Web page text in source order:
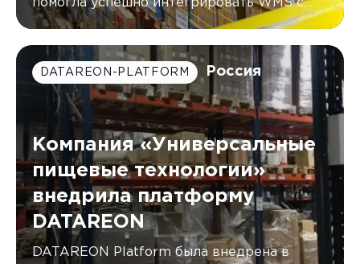
помогла успешно интегрировать WMS с
двумя КИС компании G.Lauf, автоматически
реального времени.
DATAREON-PLATFORM Россия
Компания «Универсальные
пищевые технологии»
внедрила платформу
DATAREON
DATAREON Platform была внедрена в